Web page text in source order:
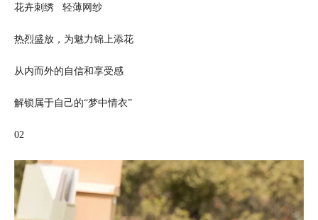
花卉刺绣 轻薄网纱
热烈盛放，为魅力锦上添花
从内而外的自信和享受感
解锁属于自己的“梦中情衣”
02